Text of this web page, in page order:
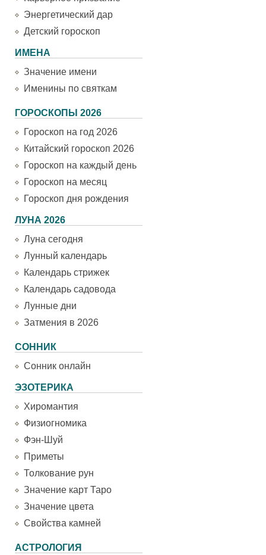
Энергетический дар
Детский гороскоп
ИМЕНА
Значение имени
Именины по святкам
ГОРОСКОПЫ 2026
Гороскоп на год 2026
Китайский гороскоп 2026
Гороскоп на каждый день
Гороскоп на месяц
Гороскоп дня рождения
ЛУНА 2026
Луна сегодня
Лунный календарь
Календарь стрижек
Календарь садовода
Лунные дни
Затмения в 2026
СОННИК
Сонник онлайн
ЭЗОТЕРИКА
Хиромантия
Физиогномика
Фэн-Шуй
Приметы
Толкование рун
Значение карт Таро
Значение цвета
Свойства камней
АСТРОЛОГИЯ